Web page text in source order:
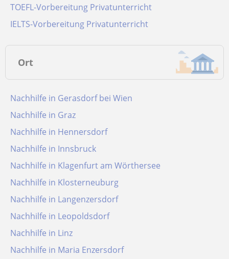
TOEFL-Vorbereitung Privatunterricht
IELTS-Vorbereitung Privatunterricht
Ort
Nachhilfe in Gerasdorf bei Wien
Nachhilfe in Graz
Nachhilfe in Hennersdorf
Nachhilfe in Innsbruck
Nachhilfe in Klagenfurt am Wörthersee
Nachhilfe in Klosterneuburg
Nachhilfe in Langenzersdorf
Nachhilfe in Leopoldsdorf
Nachhilfe in Linz
Nachhilfe in Maria Enzersdorf